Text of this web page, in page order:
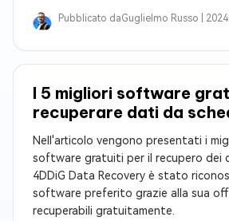
Pubblicato daGuglielmo Russo |
I 5 migliori software
recuperare dati da
Nell'articolo vengono presentati i
software gratuiti per il recupero dei
4DDiG Data Recovery è stato
software preferito grazie alla sua
recuperabili gratuitamente.